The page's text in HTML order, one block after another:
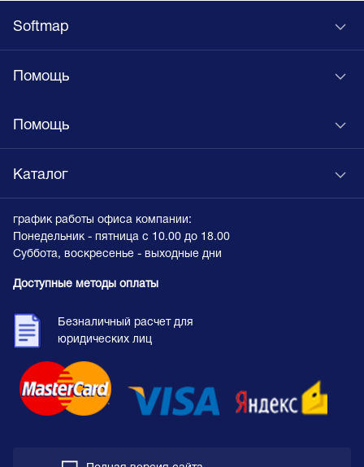
Softmap
Помощь
Помощь
Каталог
график работы офиса компании:
Понедельник - пятница с 10.00 до 18.00
Суббота, воскресенье - выходные дни
Доступные методы оплаты
Безналичный расчет для
юридических лиц